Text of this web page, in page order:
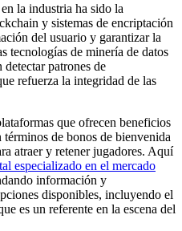
la industria ha sido la
y sistemas de encriptación
del usuario y garantizar la
tecnologías de minería de datos
patrones de
refuerza la integridad de las
que ofrecen beneficios
términos de bonos de bienvenida
atraer y retener jugadores. Aquí
especializado en el mercado
información y
disponibles, incluyendo el
es un referente en la escena del